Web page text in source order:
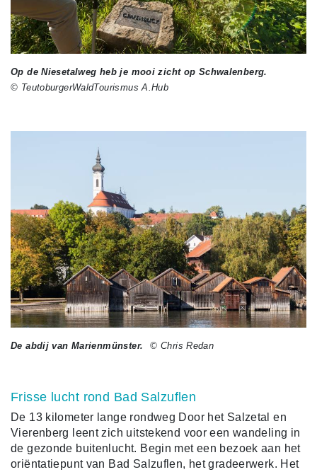
Op de Niesetalweg heb je mooi zicht op Schwalenberg.
© TeutoburgerWaldTourismus A.Hub
De abdij van Marienmünster. © Chris Redan
Frisse lucht rond Bad Salzuflen
De 13 kilometer lange rondweg Door het Salzetal en
Vierenberg leent zich uitstekend voor een wandeling in
de gezonde buitenlucht. Begin met een bezoek aan het
oriëntatiepunt van Bad Salzuflen, het gradeerwerk. Het